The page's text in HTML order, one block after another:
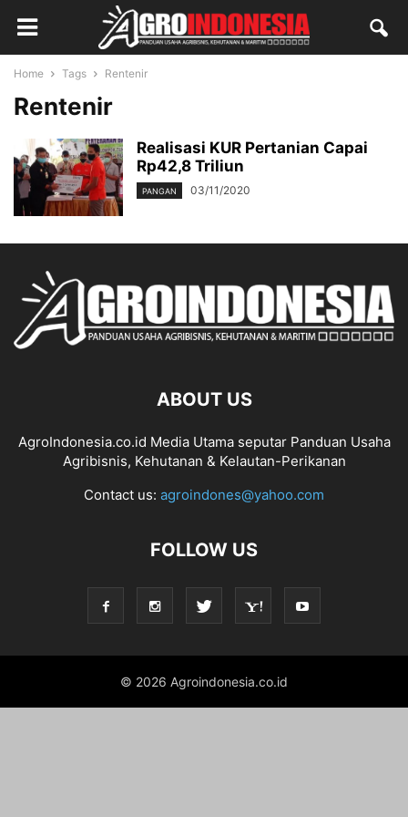
Home Tags Rentenir
Rentenir
Realisasi KUR Pertanian Capai
Rp42,8 Triliun
PANGAN 03/11/2020
ABOUT US
AgroIndonesia.co.id Media Utama seputar Panduan Usaha
Agribisnis, Kehutanan & Kelautan-Perikanan
Contact us: agroindones@yahoo.com
FOLLOW US
© 2026 Agroindonesia.co.id